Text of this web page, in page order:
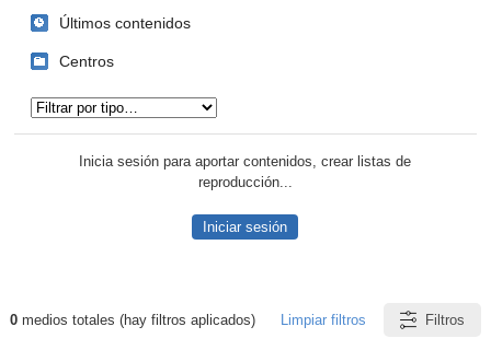
Últimos contenidos
Centros
Inicia sesión para aportar contenidos, crear listas de
reproducción...
Iniciar sesión
Resultados de: Ahmet
0medios totales (hay filtros aplicados) Limpiar filtros Filtros